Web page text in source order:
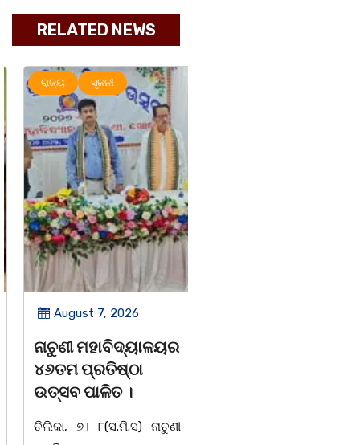
RELATED NEWS
ରାଜ୍ୟ ସୃଜନୀ
August 7, 2026
ନାଚୁଣୀ ମହାବିଦ୍ୟାଳୟର
୪୬ତମ ପ୍ରତିଷ୍ଠା
ଉତ୍ସବ ପାଳିତ ।
ଚିଲିକା, ୭। ୮(ସ.ମି.ସ) ନାଚୁଣୀ